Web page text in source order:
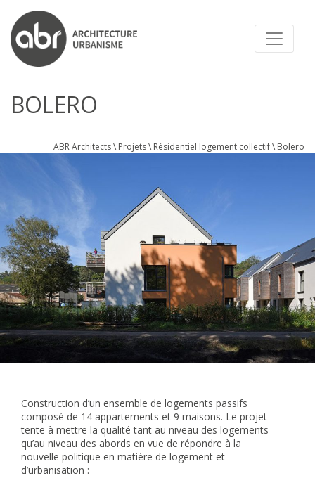
ABR ARCHITECTS
BOLERO
ABR Architects\ Projets\ Résidentiel logement collectif\ Bolero
Construction d’un ensemble de logements passifs
composé de 14 appartements et 9 maisons. Le projet
tente à mettre la qualité tant au niveau des logements
qu’au niveau des abords en vue de répondre à la
nouvelle politique en matière de logement et
d’urbanisation :